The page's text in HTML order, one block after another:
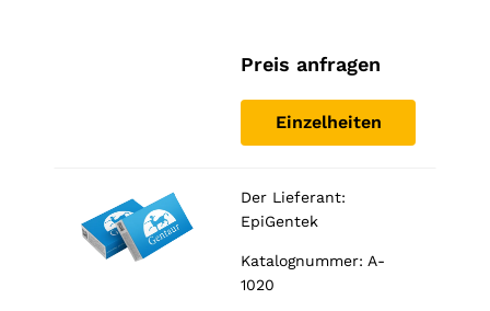
Preis anfragen
Einzelheiten
Der Lieferant:
EpiGentek
Katalognummer: A-
1020